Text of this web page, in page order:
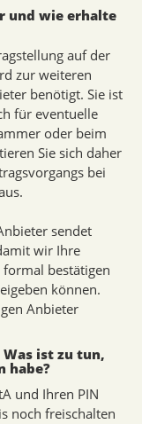
und wie erhalte
auf der
zur weiteren
benötigt. Sie ist
für eventuelle
oder beim
Sie sich daher
bei
sendet
wir Ihre
bestätigen
können.
Anbieter
ist zu tun,
habe?
und Ihren PIN
noch freischalten